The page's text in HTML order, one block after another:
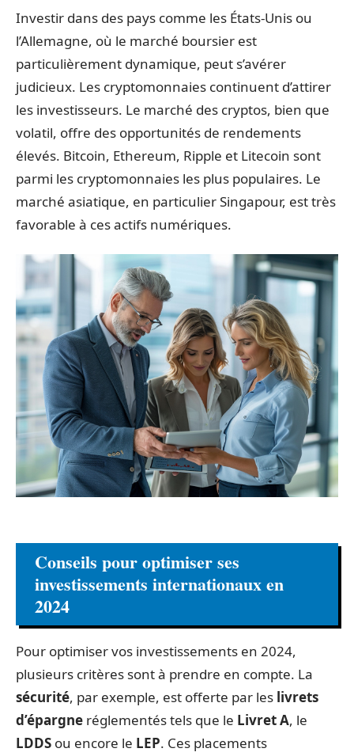
Investir dans des pays comme les États-Unis ou
l’Allemagne, où le marché boursier est
particulièrement dynamique, peut s’avérer
judicieux. Les cryptomonnaies continuent d’attirer
les investisseurs. Le marché des cryptos, bien que
volatil, offre des opportunités de rendements
élevés. Bitcoin, Ethereum, Ripple et Litecoin sont
parmi les cryptomonnaies les plus populaires. Le
marché asiatique, en particulier Singapour, est très
favorable à ces actifs numériques.
Conseils pour optimiser ses
investissements internationaux en
2024
Pour optimiser vos investissements en 2024,
plusieurs critères sont à prendre en compte. La
sécurité, par exemple, est offerte par les livrets
d’épargne réglementés tels que le Livret A, le
LDDS ou encore le LEP. Ces placements